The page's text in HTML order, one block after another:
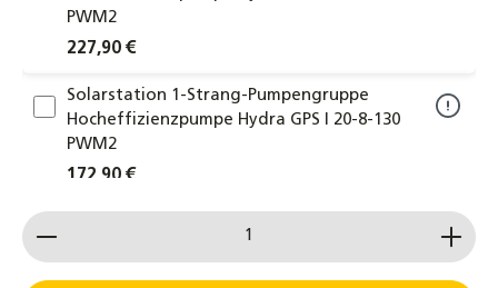
PWM2
227,90 €
Solarstation 1-Strang-Pumpengruppe
Hocheffizienzpumpe Hydra GPS I 20-8-130
PWM2
172,90 €
149,00 €
Produkt Anzahl: Gib den gewünschten Wert ein